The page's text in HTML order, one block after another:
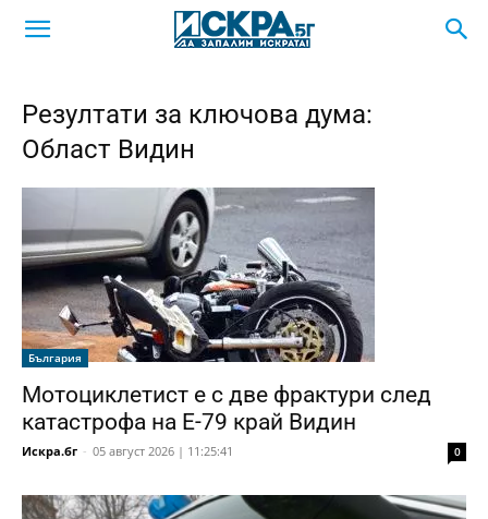
Резултати за ключова дума:
Област Видин
България
Мотоциклетист е с две фрактури след
катастрофа на Е-79 край Видин
Искра.бг - 05 август 2026 | 11:25:41 0